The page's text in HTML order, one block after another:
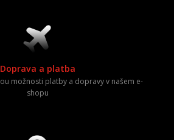
Doprava a platba
možnosti platby a dopravy v našem e-
shopu